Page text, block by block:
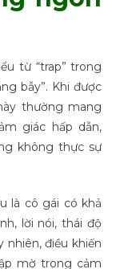
từ “trap” trong
bẫy”. Khi được
thường mang
giác hấp dẫn,
không thực sự
là cô gái có khả
lời nói, thái độ
nhiên, điều khiến
mờ trong cảm